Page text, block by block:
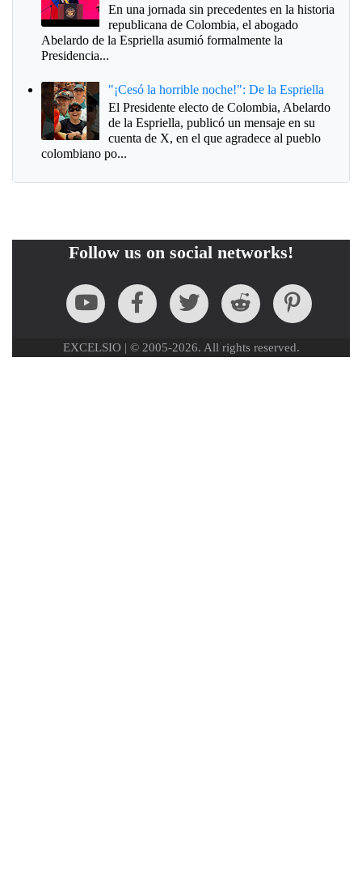
En una jornada sin precedentes en la historia
republicana de Colombia, el abogado
Abelardo de la Espriella asumió formalmente la
Presidencia...
"¡Cesó la horrible noche!": De la Espriella
El Presidente electo de Colombia, Abelardo
de la Espriella, publicó un mensaje en su
cuenta de X, en el que agradece al pueblo
colombiano po...
Follow us on social networks!
EXCELSIO | © 2005-2026. All rights reserved.